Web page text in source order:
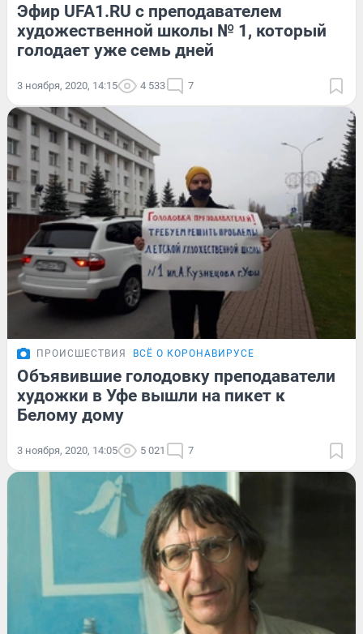
Эфир UFA1.RU с преподавателем
художественной школы № 1, который
голодает уже семь дней
3 ноября, 2020, 14:15 4 533 7
ПРОИСШЕСТВИЯ ВСЁ О КОРОНАВИРУСЕ
Объявившие голодовку преподаватели
художки в Уфе вышли на пикет к
Белому дому
3 ноября, 2020, 14:05 5 021 7